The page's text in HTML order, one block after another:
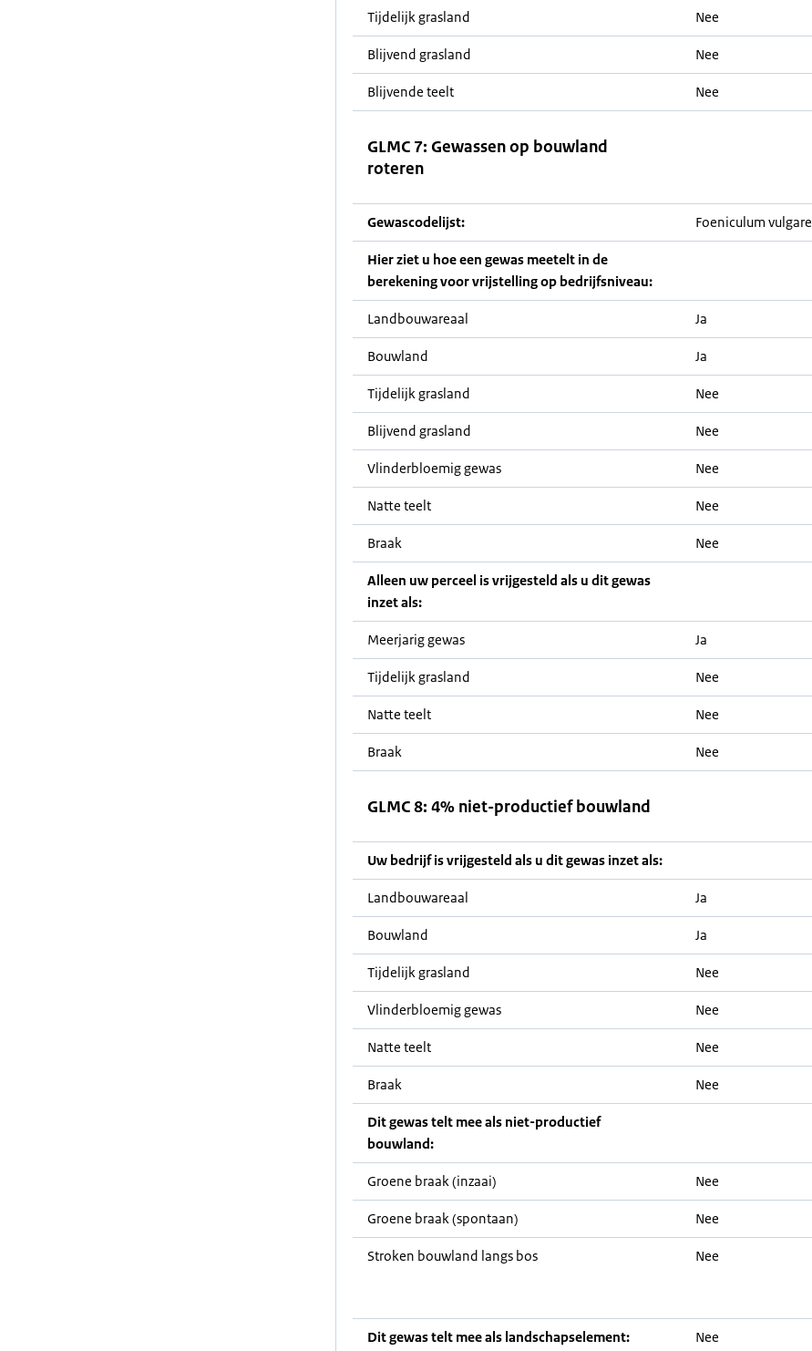
Tijdelijk grasland Nee
Blijvend grasland Nee
Blijvende teelt Nee
GLMC 7: Gewassen op bouwland
roteren
Gewascodelijst: Foeniculum vulgare
Hier ziet u hoe een gewas meetelt in de
berekening voor vrijstelling op bedrijfsniveau:
Landbouwareaal Ja
Bouwland Ja
Tijdelijk grasland Nee
Blijvend grasland Nee
Vlinderbloemig gewas Nee
Natte teelt Nee
Braak Nee
Alleen uw perceel is vrijgesteld als u dit gewas
inzet als:
Meerjarig gewas Ja
Tijdelijk grasland Nee
Natte teelt Nee
Braak Nee
GLMC 8: 4% niet-productief bouwland
Uw bedrijf is vrijgesteld als u dit gewas inzet als:
Landbouwareaal Ja
Bouwland Ja
Tijdelijk grasland Nee
Vlinderbloemig gewas Nee
Natte teelt Nee
Braak Nee
Dit gewas telt mee als niet-productief
bouwland:
Groene braak (inzaai) Nee
Groene braak (spontaan) Nee
Stroken bouwland langs bos Nee
Dit gewas telt mee als landschapselement: Nee